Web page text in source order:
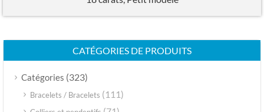
CATÉGORIES DE PRODUITS
Catégories (323)
Bracelets / Bracelets (111)